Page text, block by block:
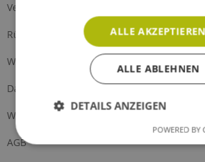
Versand und Zahlung
Rückgabe
Widerrufsrecht
Datenschutz
Widerrufsformular
AGB
ALLE AKZEPTIEREN
ALLE ABLEHNEN
DETAILS ANZEIGEN
POWERED BY